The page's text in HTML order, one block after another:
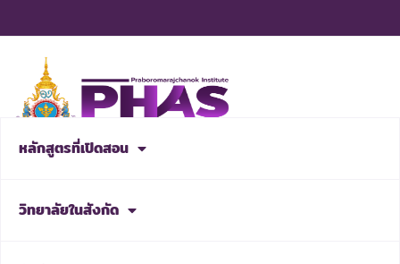
to
content
หลักสูตรที่เปิดสอน
วิทยาลัยในสังกัด